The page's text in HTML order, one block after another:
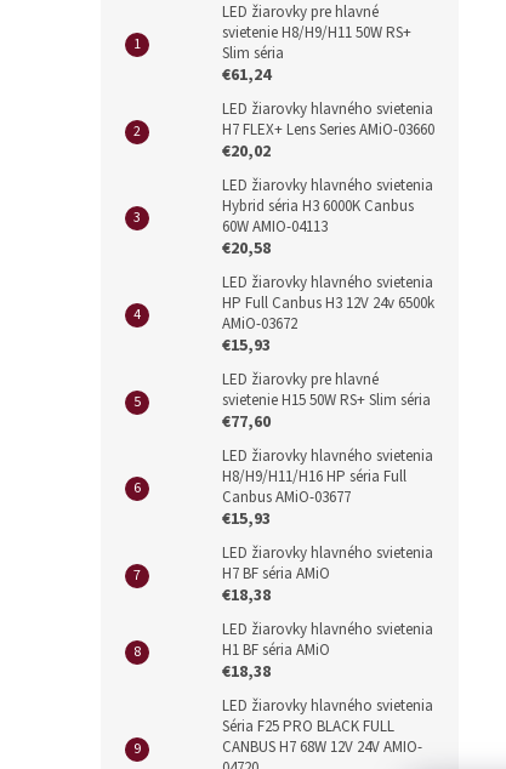
LED žiarovky pre hlavné
svietenie H8/H9/H11 50W RS+
Slim séria
€61,24
LED žiarovky hlavného svietenia
H7 FLEX+ Lens Series AMiO-03660
€20,02
LED žiarovky hlavného svietenia
Hybrid séria H3 6000K Canbus
60W AMIO-04113
€20,58
LED žiarovky hlavného svietenia
HP Full Canbus H3 12V 24v 6500k
AMiO-03672
€15,93
LED žiarovky pre hlavné
svietenie H15 50W RS+ Slim séria
€77,60
LED žiarovky hlavného svietenia
H8/H9/H11/H16 HP séria Full
Canbus AMiO-03677
€15,93
LED žiarovky hlavného svietenia
H7 BF séria AMiO
€18,38
LED žiarovky hlavného svietenia
H1 BF séria AMiO
€18,38
LED žiarovky hlavného svietenia
Séria F25 PRO BLACK FULL
CANBUS H7 68W 12V 24V AMIO-